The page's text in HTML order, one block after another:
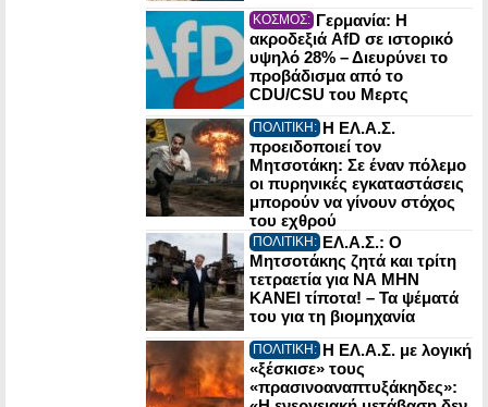
ΚΟΣΜΟΣ: Γερμανία: Η
ακροδεξιά AfD σε ιστορικό
υψηλό 28% – Διευρύνει το
προβάδισμα από το
CDU/CSU του Μερτς
ΠΟΛΙΤΙΚΗ: Η ΕΛ.Α.Σ.
προειδοποιεί τον
Μητσοτάκη: Σε έναν πόλεμο
οι πυρηνικές εγκαταστάσεις
μπορούν να γίνουν στόχος
του εχθρού
ΠΟΛΙΤΙΚΗ: ΕΛ.Α.Σ.: Ο
Μητσοτάκης ζητά και τρίτη
τετραετία για ΝΑ ΜΗΝ
ΚΑΝΕΙ τίποτα! – Τα ψέματά
του για τη βιομηχανία
ΠΟΛΙΤΙΚΗ: Η ΕΛ.Α.Σ. με λογική
«ξέσκισε» τους
«πρασινοαναπτυξάκηδες»: